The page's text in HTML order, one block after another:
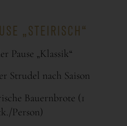
„STEIRISCH“
Pause „Klassik“
Strudel nach Saison
Bauernbrote (1
Person)